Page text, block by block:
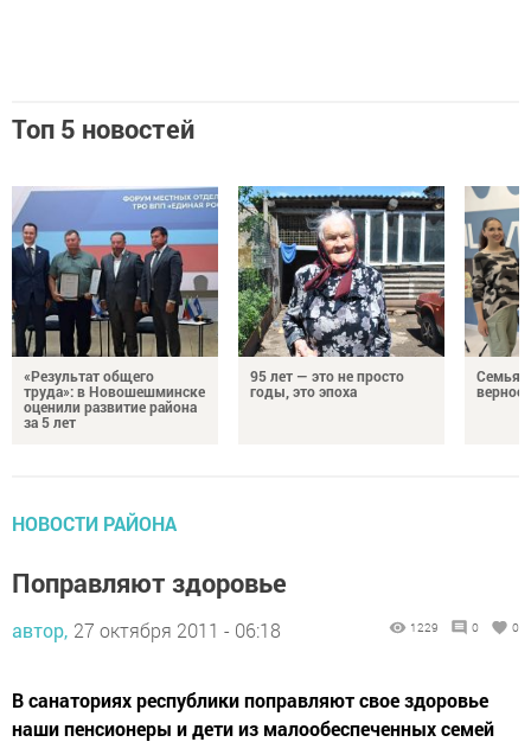
Топ 5 новостей
«Результат общего
труда»: в Новошешминске
оценили развитие района
за 5 лет
95 лет — это не просто
годы, это эпоха
Семья
НОВОСТИ РАЙОНА
Поправляют здоровье
автор, 27 октября 2011 - 06:18 1229 0 0
В санаториях республики поправляют свое здоровье
наши пенсионеры и дети из малообеспеченных семей